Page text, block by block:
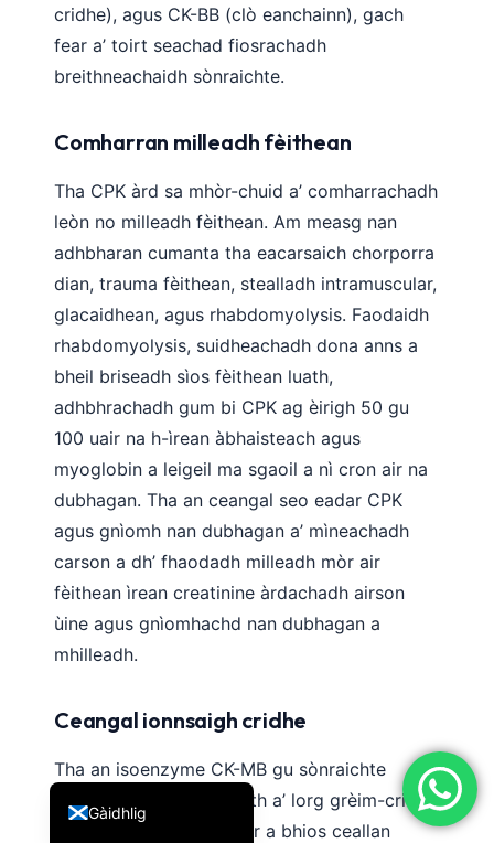
cridhe), agus CK-BB (clò eanchainn), gach
fear a’ toirt seachad fiosrachadh
breithneachaidh sònraichte.
Comharran milleadh fèithean
Tha CPK àrd sa mhòr-chuid a’ comharrachadh
leòn no milleadh fèithean. Am measg nan
adhbharan cumanta tha eacarsaich chorporra
dian, trauma fèithean, stealladh intramuscular,
glacaidhean, agus rhabdomyolysis. Faodaidh
rhabdomyolysis, suidheachadh dona anns a
bheil briseadh sìos fèithean luath,
adhbhrachadh gum bi CPK ag èirigh 50 gu
100 uair na h-ìrean àbhaisteach agus
myoglobin a leigeil ma sgaoil a nì cron air na
dubhagan. Tha an ceangal seo eadar CPK
agus gnìomh nan dubhagan a’ mìneachadh
carson a dh’ fhaodadh milleadh mòr air
fèithean ìrean creatinine àrdachadh airson
ùine agus gnìomhachd nan dubhagan a
mhilleadh.
Ceangal ionnsaigh cridhe
Tha an isoenzyme CK-MB gu sònraichte
cudromach airson a bhith a’ lorg grèim-cridhe
(ionnsaigh-cridhe). Nuair a bhios ceallan
Gàidhlig
English
Français
עִבְרִית
Italiano
Español
Português
Ελληνικά
Türkçe
Română
简体中文
فارسی
Dansk
Nederlands
हिन्दी
Íslenska
Српски језик
Svenska